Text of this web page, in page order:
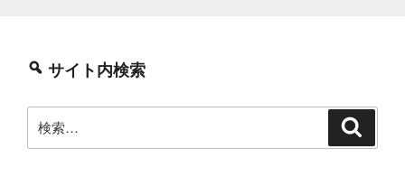
サイト内検索
索: